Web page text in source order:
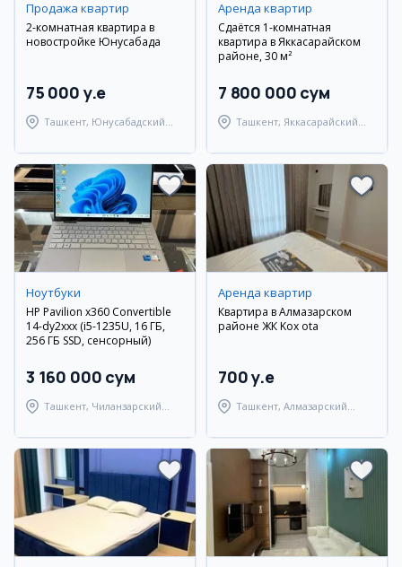
Продажа квартир
2-комнатная квартира в
новостройке Юнусабада
75 000 y.e
Ташкент, Юнусабадский
Аренда квартир
Сдаётся 1-комнатная
квартира в Яккасарайском
районе, 30 м²
7 800 000 сум
Ташкент, Яккасарайский
Ноутбуки
HP Pavilion x360 Convertible
14-dy2xxx (i5-1235U, 16 ГБ,
256 ГБ SSD, сенсорный)
3 160 000 сум
Ташкент, Чиланзарский
Аренда квартир
Квартира в Алмазарском
районе ЖК Kox ota
700 y.e
Ташкент, Алмазарский